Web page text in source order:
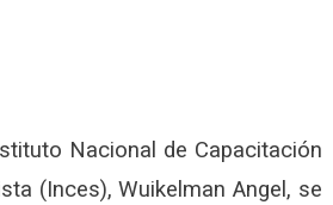
Nacional de Capacitación
(Inces), Wuikelman Angel, se